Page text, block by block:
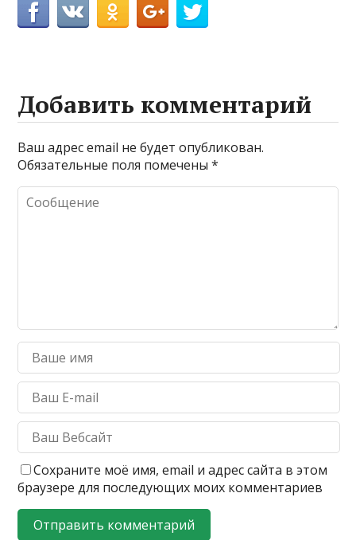
Добавить комментарий
Ваш адрес email не будет опубликован.
Обязательные поля помечены*
Сохраните моё имя, email и адрес сайта в этом
браузере для последующих моих комментариев